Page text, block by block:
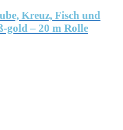
Kreuz, Fisch und
gold – 20 m Rolle